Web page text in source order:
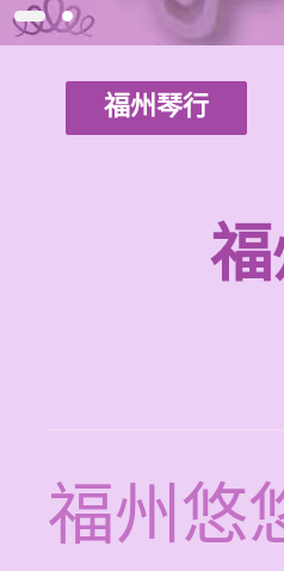
福州琴行
福州悠